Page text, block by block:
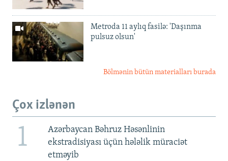
Metroda 11 aylıq fasilə: 'Daşınma
pulsuz olsun'
Bölmənin bütün materialları burada
Çox izlənən
1
Azərbaycan Bəhruz Həsənlinin
ekstradisiyası üçün hələlik müraciət
etməyib